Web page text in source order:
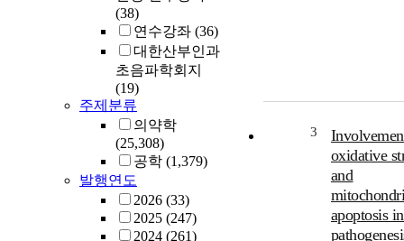
(38)
연수강좌 (36)
대한산부인과
초음파학회지
(19)
주제분류
의약학
(25,308)
공학 (1,379)
발행연도
2026 (33)
2025 (247)
2024 (261)
3
oxidative
and
apoptosis